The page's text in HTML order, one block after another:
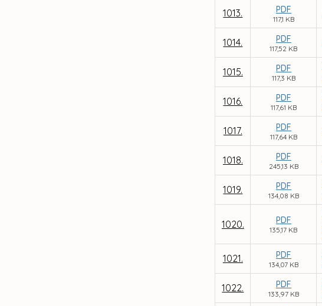
1013. PDF
117,1 KB
1014. PDF
117,52 KB
1015. PDF
117,3 KB
1016. PDF
117,61 KB
1017. PDF
117,64 KB
1018. PDF
245,13 KB
1019. PDF
134,08 KB
1020. PDF
135,17 KB
1021. PDF
134,07 KB
1022. PDF
133,97 KB